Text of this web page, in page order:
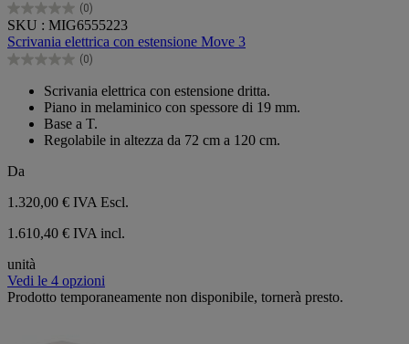
(0)
0.0
su
5
stelle.
SKU : MIG6555223
Scrivania elettrica con estensione Move 3
(0)
0.0
Scrivania elettrica con estensione dritta.
Piano in melaminico con spessore di 19 mm.
Base a T.
Regolabile in altezza da 72 cm a 120 cm.
Da
1.320,00 € IVA Escl.
1.610,40 € IVA incl.
unità
Vedi le 4 opzioni
Prodotto temporaneamente non disponibile, tornerà presto.